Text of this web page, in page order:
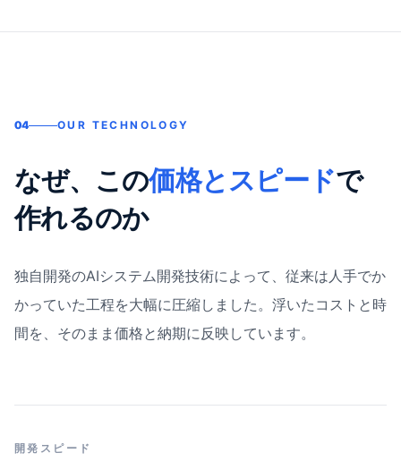
04 OUR TECHNOLOGY
なぜ、この価格とスピードで
作れるのか
独自開発のAIシステム開発技術によって、従来は人手でか
かっていた工程を大幅に圧縮しました。浮いたコストと時
間を、そのまま価格と納期に反映しています。
開発スピード